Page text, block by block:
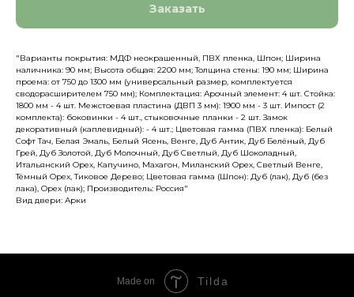
Заказать
"Варианты покрытия: МДФ неокрашенный, ПВХ пленка, Шпон; Ширина
наличника: 90 мм; Высота общая: 2200 мм; Толщина стены: 190 мм; Ширина
проема: от 750 до 1300 мм (универсальный размер, комплектуется
сводорасширителем 750 мм); Комплектация: Арочный элемент: 4 шт. Стойка:
1800 мм - 4 шт. Межстоевая пластина (ДВП 3 мм): 1900 мм - 3 шт. Импост (2
комплекта): боковинки - 4 шт., стыковочные планки - 2 шт. Замок
декоративный (каплевидный): - 4 шт.; Цветовая гамма (ПВХ пленка): Белый
Софт Тач, Белая Эмаль, Белый Ясень, Венге, Дуб Антик, Дуб Белёный, Дуб
Грей, Дуб Золотой, Дуб Молочный, Дуб Светлый, Дуб Шоколадный,
Итальянский Орех, Капучино, Махагон, Миланский Орех, Светлый Венге,
Тёмный Орех, Тиковое Дерево; Цветовая гамма (Шпон): Дуб (лак), Дуб (без
лака), Орех (лак); Производитель: Россия"
Вид двери: Арки
Made on Tilda